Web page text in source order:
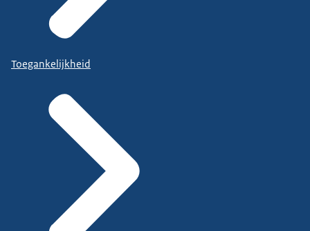
Toegankelijkheid